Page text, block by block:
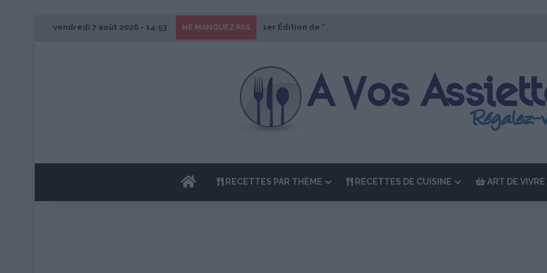
vendredi 7 août 2026 - 14:53 NE MANQUEZ PAS 1er Édition de “La Semaine des Chefs” du 19 au 24 octobre 2026
ACCUEILRECETTES PAR THÈME RECETTES DE CUISINE ART DE VIVRE